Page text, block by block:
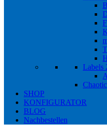
Labels
SHOP
KONFIGURATOR
BLOG
Nachbestellen